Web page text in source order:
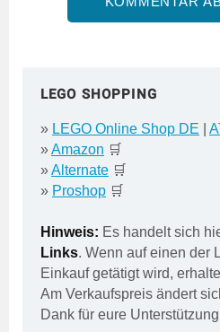
LEGO SHOPPING
» LEGO Online Shop DE
»Amazon 🛒
»Alternate 🛒
» Proshop 🛒
Hinweis: Es handelt sich
Links. Wenn auf einen der
Einkauf getätigt wird,
Am Verkaufspreis ändert
Dank für eure